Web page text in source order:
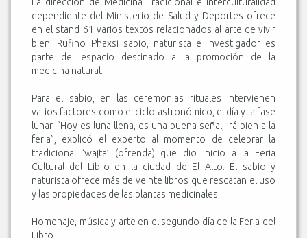
La dirección de Medicina Tradicional e Interculturalidad
dependiente del Ministerio de Salud y Deportes ofrece
en el stand 61 varios textos relacionados al arte de vivir
bien. Rufino Phaxsi sabio, naturista e investigador es
parte del espacio destinado a la promoción de la
medicina natural.
Para el sabio, en las ceremonias rituales intervienen
varios factores como el ciclo astronómico, el día y la fase
lunar. “Hoy es luna llena, es una buena señal, irá bien a la
feria”, explicó el experto al momento de celebrar la
tradicional ‘wajta’ (ofrenda) que dio inicio a la Feria
Cultural del Libro en la ciudad de El Alto. El sabio y
naturista ofrece más de veinte libros que rescatan el uso
y las propiedades de las plantas medicinales.
Homenaje, música y arte en el segundo día de la Feria del
Libro